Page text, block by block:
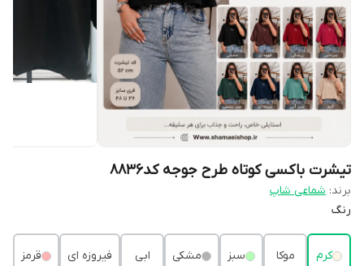
تیشرت باکسی کوتاه طرح جوجه کد8836
برند: شماعی شاپ
رنگ
کرم موکا سبز مشکی ابی فیروزه ای قرمز